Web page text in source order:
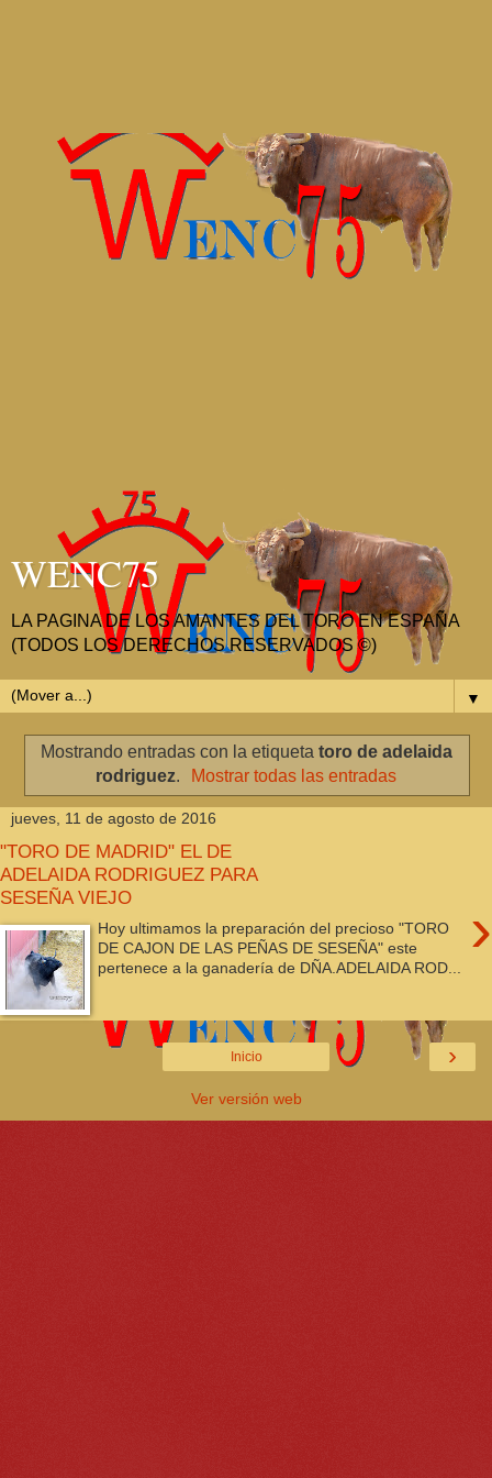
WENC75
LA PAGINA DE LOS AMANTES DEL TORO EN ESPAÑA
(TODOS LOS DERECHOS RESERVADOS ©)
▼
Mostrando entradas con la etiqueta toro de adelaida
rodriguez. Mostrar todas las entradas
jueves, 11 de agosto de 2016
"TORO DE MADRID" EL DE
ADELAIDA RODRIGUEZ PARA
SESEÑA VIEJO
›
Hoy ultimamos la preparación del precioso "TORO
DE CAJON DE LAS PEÑAS DE SESEÑA" este
pertenece a la ganadería de DÑA.ADELAIDA ROD...
›
Inicio
Ver versión web